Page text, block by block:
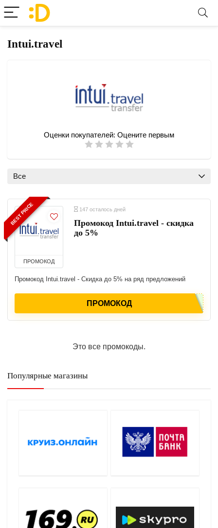
Intui.travel
Оценки покупателей: Оцените первым
Все
BEST PRICE
ПРОМОКОД
147 осталось дней
Промокод Intui.travel - скидка
до 5%
Промокод Intui.travel - Скидка до 5% на ряд предложений
ПРОМОКОД
Это все промокоды.
Популярные магазины